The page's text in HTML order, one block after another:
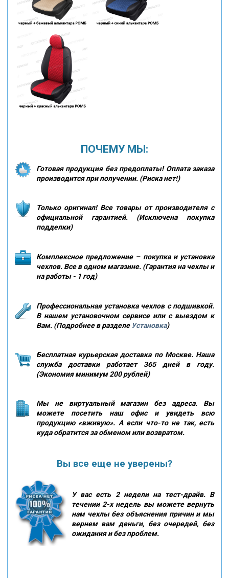
ПОЧЕМУ МЫ:
Готовая продукция без предоплаты! Оплата заказа
производится при получении. (Риска нет!)
Только оригинал! Все товары от производителя с
официальной гарантией. (Исключена покупка
подделки)
Комплексное предложение – покупка и установка
чехлов. Все в одном магазине. (Гарантия на чехлы и
на работы - 1 год)
Профессиональная установка чехлов с подшивкой.
В нашем установочном сервисе или с выездом к
Вам. (Подробнее в разделе Установка)
Бесплатная курьерская доставка по Москве. Наша
служба доставки работает 365 дней в году.
(Экономия минимум 200 рублей)
Мы не виртуальный магазин без адреса. Вы
можете посетить наш офис и увидеть всю
продукцию «вживую». А если что-то не так, есть
куда обратится за обменом или возвратом.
Вы все еще не уверены?
У вас есть 2 недели на тест-драйв. В
течении 2-х недель вы можете вернуть
нам чехлы без объяснения причин и мы
вернем вам деньги, без очередей, без
ожидания и без проблем.